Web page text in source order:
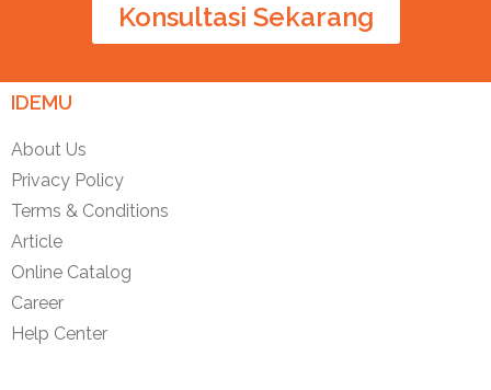
Konsultasi Sekarang
IDEMU
About Us
Privacy Policy
Terms & Conditions
Article
Online Catalog
Career
Help Center